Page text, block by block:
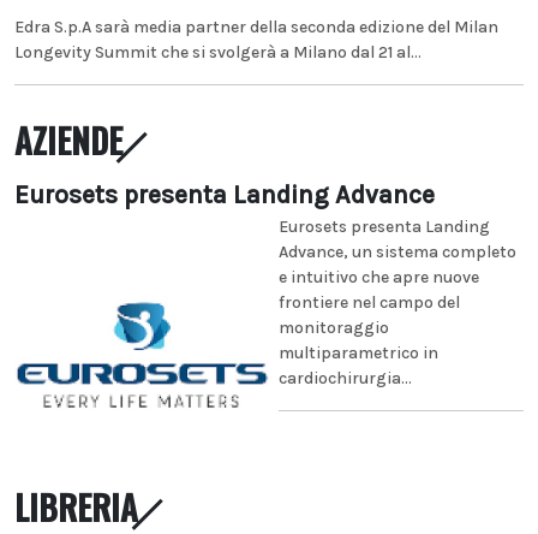
Edra S.p.A sarà media partner della seconda edizione del Milan
Longevity Summit che si svolgerà a Milano dal 21 al...
AZIENDE
Eurosets presenta Landing Advance
Eurosets presenta Landing
Advance, un sistema completo
e intuitivo che apre nuove
frontiere nel campo del
monitoraggio
multiparametrico in
cardiochirurgia...
LIBRERIA